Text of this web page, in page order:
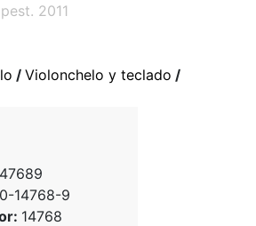
2011
/ Violonchelo y teclado /
14768-9
14768